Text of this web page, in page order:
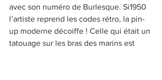
avec son numéro de Burlesque. Si1950
l’artiste reprend les codes rétro, la pin-
up moderne décoiffe ! Celle qui était un
tatouage sur les bras des marins est